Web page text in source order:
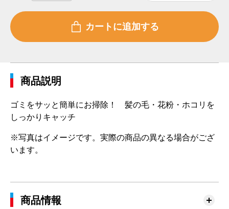
商品説明
ゴミをサッと簡単にお掃除！ 髪の毛・花粉・ホコリを
しっかりキャッチ
※写真はイメージです。実際の商品の異なる場合がござ
います。
商品情報